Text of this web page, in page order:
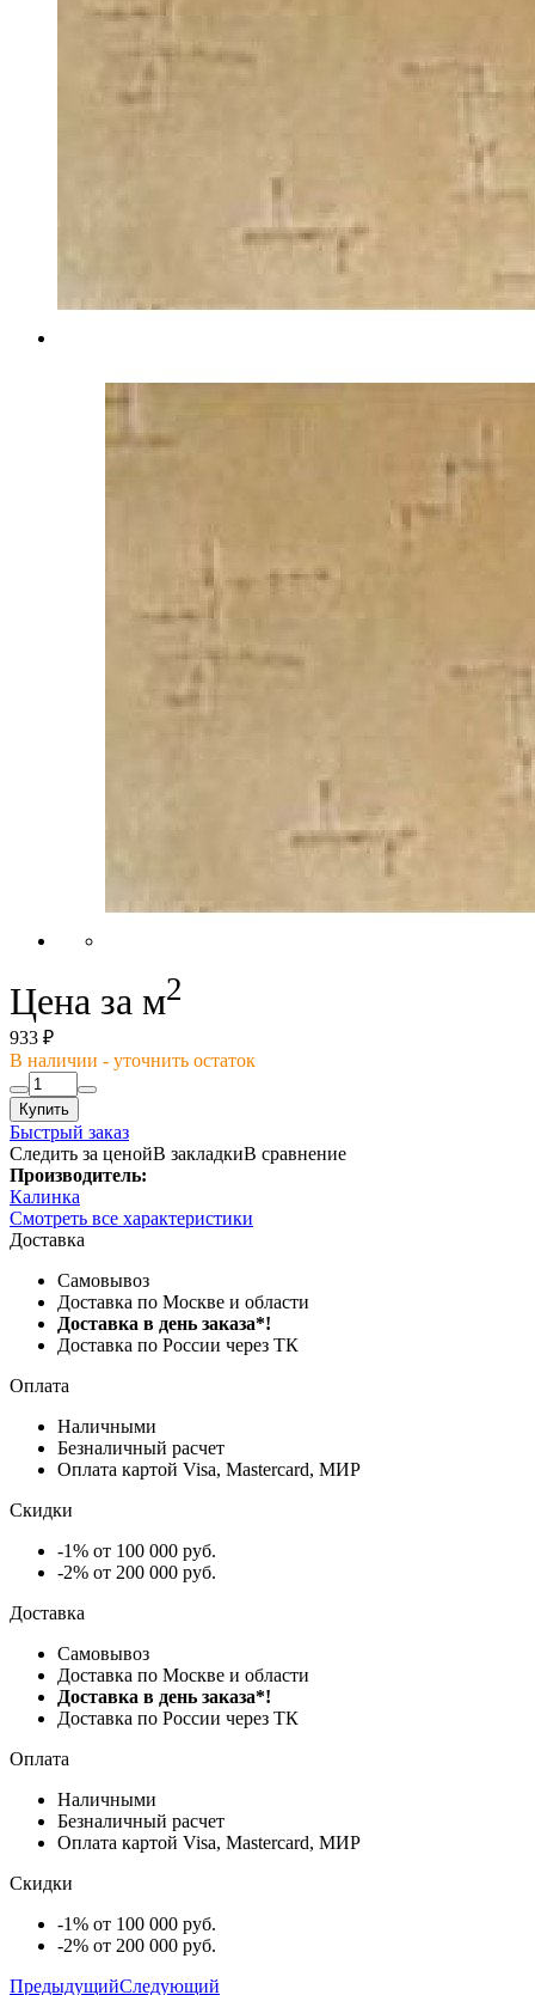
Цена за м2
933 ₽
В наличии - уточнить остаток
Купить
Быстрый заказ
Следить за ценойВ закладкиВ сравнение
Производитель:
Калинка
Смотреть все характеристики
Доставка
Самовывоз
Доставка по Москве и области
Доставка в день заказа*!
Доставка по России через ТК
Оплата
Наличными
Безналичный расчет
Оплата картой Visa, Mastercard, МИР
Скидки
-1% от 100 000 руб.
-2% от 200 000 руб.
Доставка
Самовывоз
Доставка по Москве и области
Доставка в день заказа*!
Доставка по России через ТК
Оплата
Наличными
Безналичный расчет
Оплата картой Visa, Mastercard, МИР
Скидки
-1% от 100 000 руб.
-2% от 200 000 руб.
ПредыдущийСледующий